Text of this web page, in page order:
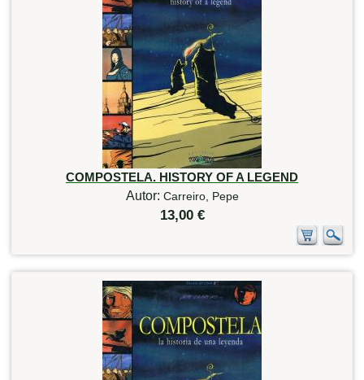
COMPOSTELA. HISTORY OF A LEGEND
Autor: Carreiro, Pepe
13,00 €